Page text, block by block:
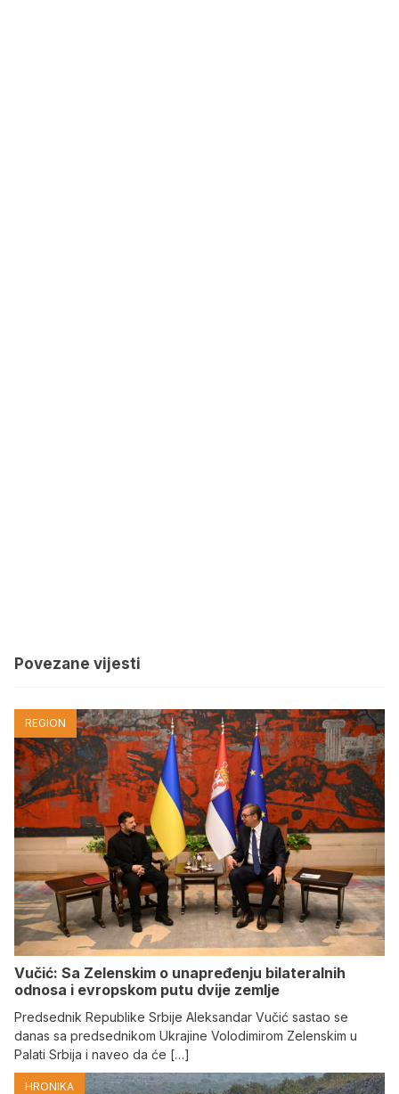
Povezane vijesti
REGION
Vučić: Sa Zelenskim o unapređenju bilateralnih
odnosa i evropskom putu dvije zemlje
Predsednik Republike Srbije Aleksandar Vučić sastao se
danas sa predsednikom Ukrajine Volodimirom Zelenskim u
Palati Srbija i naveo da će […]
HRONIKA